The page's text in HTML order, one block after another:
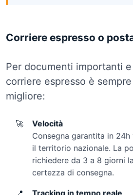
Corriere espresso o
Per documenti importanti
corriere espresso è
migliore:
🚀
Velocità
Consegna garantita in
il territorio nazionale. La
richiedere da 3 a 8 giorni
certezza di consegna.